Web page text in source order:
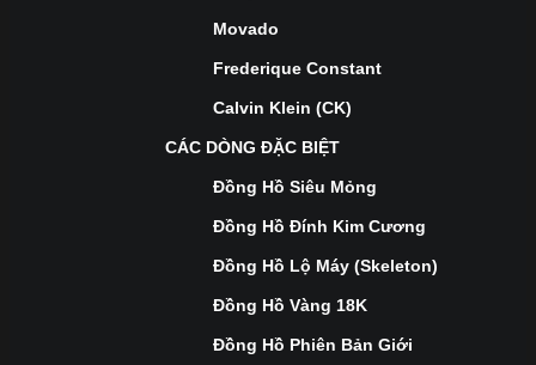
Movado
Frederique Constant
Calvin Klein (CK)
CÁC DÒNG ĐẶC BIỆT
Đồng Hồ Siêu Mỏng
Đồng Hồ Đính Kim Cương
Đồng Hồ Lộ Máy (Skeleton)
Đồng Hồ Vàng 18K
Đồng Hồ Phiên Bản Giới